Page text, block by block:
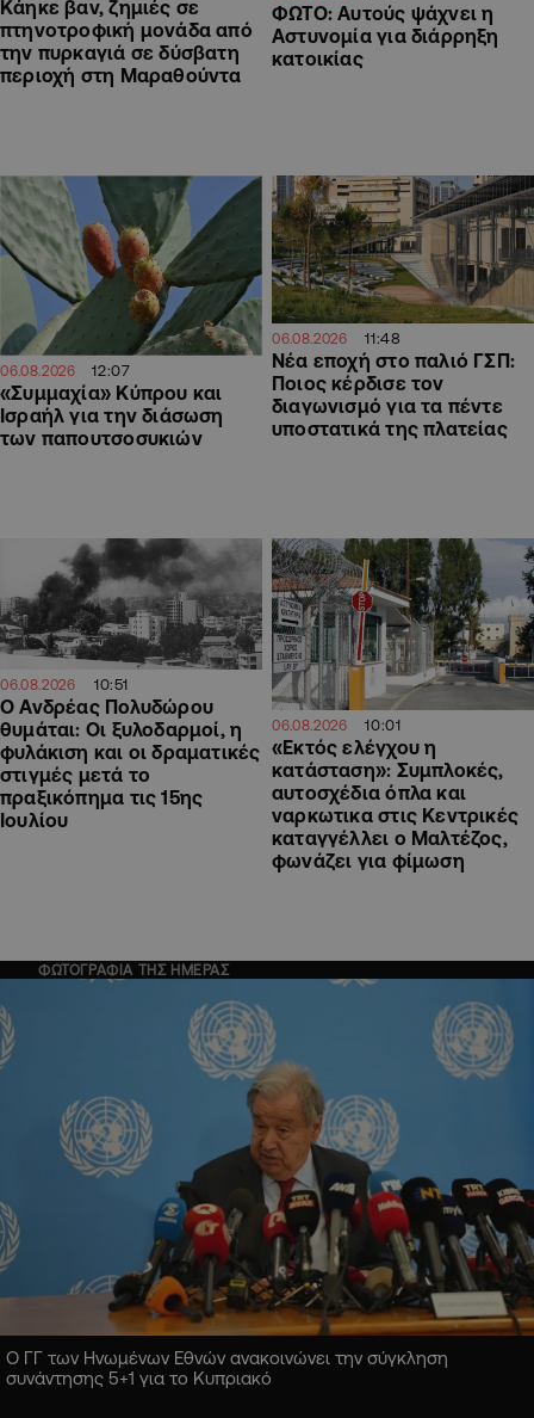
Κάηκε βαν, ζημιές σε
πτηνοτροφική μονάδα από
την πυρκαγιά σε δύσβατη
περιοχή στη Μαραθούντα
ΦΩΤΟ: Αυτούς ψάχνει η
Αστυνομία για διάρρηξη
κατοικίας
06.08.2026 12:07
«Συμμαχία» Κύπρου και
Ισραήλ για την διάσωση
των παπουτσοσυκιών
06.08.2026 11:48
Νέα εποχή στο παλιό ΓΣΠ:
Ποιος κέρδισε τον
διαγωνισμό για τα πέντε
υποστατικά της πλατείας
06.08.2026 10:51
Ο Ανδρέας Πολυδώρου
θυμάται: Οι ξυλοδαρμοί, η
φυλάκιση και οι δραματικές
στιγμές μετά το
πραξικόπημα τις 15ης
Ιουλίου
06.08.2026 10:01
«Εκτός ελέγχου η
κατάσταση»: Συμπλοκές,
αυτοσχέδια όπλα και
ναρκωτικα στις Κεντρικές
καταγγέλλει ο Μαλτέζος,
φωνάζει για φίμωση
ΦΩΤΟΓΡΑΦΙΑ ΤΗΣ ΗΜΕΡΑΣ
Ο ΓΓ των Ηνωμένων Εθνών ανακοινώνει την σύγκληση
συνάντησης 5+1 για το Κυπριακό